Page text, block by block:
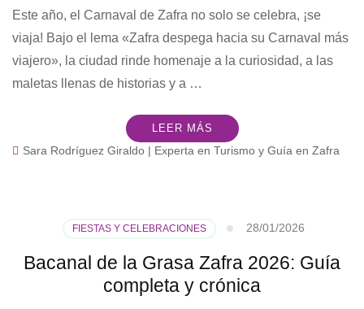
Este año, el Carnaval de Zafra no solo se celebra, ¡se
viaja! Bajo el lema «Zafra despega hacia su Carnaval más
viajero», la ciudad rinde homenaje a la curiosidad, a las
maletas llenas de historias y a …
LEER MÁS
Sara Rodríguez Giraldo | Experta en Turismo y Guía en Zafra
FIESTAS Y CELEBRACIONES 28/01/2026
Bacanal de la Grasa Zafra 2026: Guía
completa y crónica